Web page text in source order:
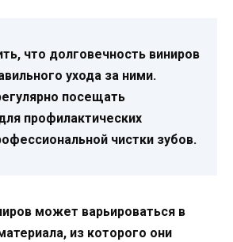
что долговечность виниров
ухода за ними.
посещать
профилактических
чистки зубов.
может варьироваться в
из которого они